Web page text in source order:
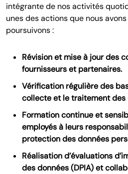
intégrante de nos activités
unes des actions que nous
poursuivons :
Révision et mise à jour des
fournisseurs et partenaires.
Vérification régulière des
collecte et le traitement des
Formation continue et
employés à leurs
protection des données
Réalisation d’évaluations
des données (DPIA) et